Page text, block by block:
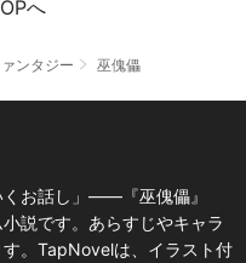
へ
ンタジー 巫傀儡
くお話し」――『巫傀儡』
説です。あらすじやキャラ
。TapNovelは、イラスト付